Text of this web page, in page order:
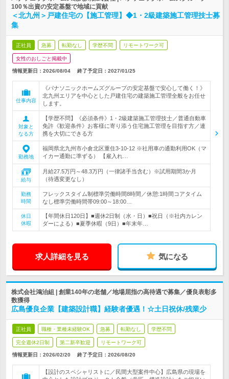
100％出資の安定基盤で地域に貢献
＜北九州＞戸建住宅の【施工管理】◆1・2級建築施工管理技士募
集
正社員 急募 転勤なし 学歴不問 リモートワーク可
女性のおしごと掲載中
情報更新日：2026/08/04 終了予定日： 2027/01/25
仕事内容
《パナソニックホームズグループの安定基盤で安心して働く！》
北九州エリアを中心とした戸建住宅の建築施工管理全般をお任せ
します。
対象と
なる方
【学歴不問】《必須条件》1・2級建築施工管理技士／普通自動車
免許《歓迎条件》お客様に寄り添う住宅施工管理を目指す方／連
携を大切にできる方
勤務地
福岡県北九州市小倉北区重住3-10-12 ※社用車の通勤利用OK（マ
イカー通勤に準ずる） 【雇入れ…
給与
月給27.5万円～48.3万円（一律諸手当含む）※試用期間3か月
（待遇変更なし）
勤務
時間
フレックスタイム制標準労働時間8時間／休憩:1時間コアタイム
なし標準労働時間帯09:00～18:00…
休日
休暇
【年間休日120日】■週休2日制（水・日）■祝日（※社内カレン
ダーによる）■夏季休暇（9日）■年末年…
求人詳細を見る 気になる
株式会社鴻治組 | 創業140年の老舗／地場屈指の高待遇で募集／優良表彰多
数獲得
広島優良企業【建築設計職】経験者優遇！☆土日祝休/残業少
正社員 職種・業種未経験OK 急募 転勤なし 学歴不問
完全週休2日制 第二新卒歓迎 リモートワーク可
情報更新日：2026/02/20 終了予定日： 2026/08/20
【設計のスペシャリストに／民間大型案件中心】広島県の現場を